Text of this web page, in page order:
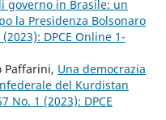
governo in Brasile: un
la Presidenza Bolsonaro
DPCE Online 1-
Paffarini, Una democrazia
del Kurdistan
No. 1 (2023): DPCE